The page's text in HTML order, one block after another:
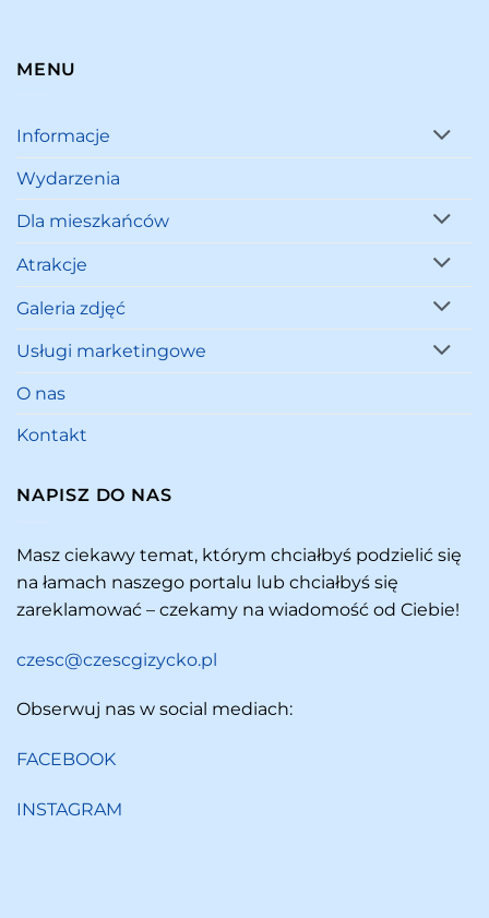
MENU
Informacje
Wydarzenia
Dla mieszkańców
Atrakcje
Galeria zdjęć
Usługi marketingowe
O nas
Kontakt
NAPISZ DO NAS
Masz ciekawy temat, którym chciałbyś podzielić się
na łamach naszego portalu lub chciałbyś się
zareklamować – czekamy na wiadomość od Ciebie!
czesc@czescgizycko.pl
Obserwuj nas w social mediach:
FACEBOOK
INSTAGRAM